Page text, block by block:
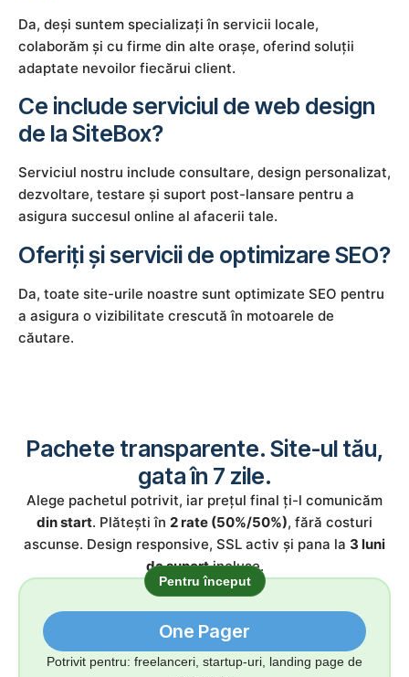
Da, deși suntem specializați în servicii locale,
colaborăm și cu firme din alte orașe, oferind soluții
adaptate nevoilor fiecărui client.
Ce include serviciul de web design
de la SiteBox?
Serviciul nostru include consultare, design personalizat,
dezvoltare, testare și suport post-lansare pentru a
asigura succesul online al afacerii tale.
Oferiți și servicii de optimizare SEO?
Da, toate site-urile noastre sunt optimizate SEO pentru
a asigura o vizibilitate crescută în motoarele de
căutare.
Pachete transparente. Site-ul tău,
gata în 7 zile.
Alege pachetul potrivit, iar prețul final ți-l comunicăm
din start. Plătești în 2 rate (50%/50%), fără costuri
ascunse. Design responsive, SSL activ și pana la 3 luni
de suportincluse.
One Pager
Potrivit pentru: freelanceri, startup-uri, landing page de
Pentru început